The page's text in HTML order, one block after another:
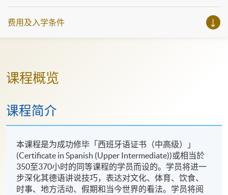
费用及入学条件
课程概览
课程简介
本课程是为成功修毕「西班牙语证书（中高级）」
(Certificate in Spanish (Upper Intermediate))或相当於
350至370小时的同等课程的学员而设的。学员将进一
步深化其德语讲说技巧，表达对文化、体育、饮食、
时事、地方活动、假期和当今世界的看法。学员将阅